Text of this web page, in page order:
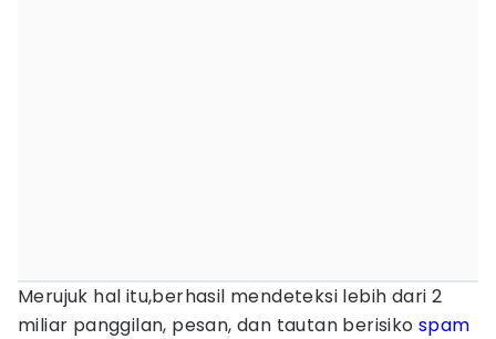
Merujuk hal itu,berhasil mendeteksi lebih dari 2
miliar panggilan, pesan, dan tautan berisiko spam